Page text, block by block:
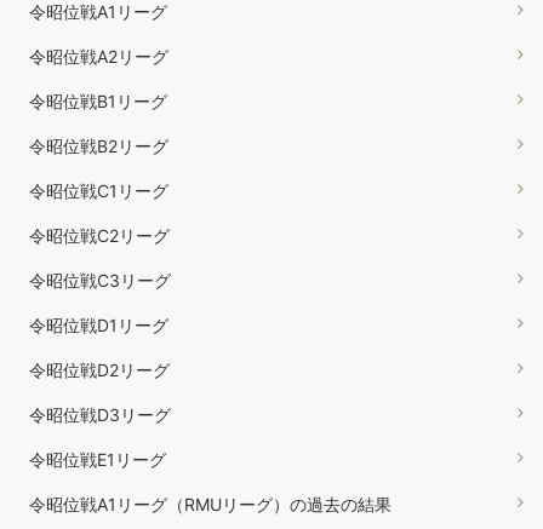
令昭位戦A1リーグ
令昭位戦A2リーグ
令昭位戦B1リーグ
令昭位戦B2リーグ
令昭位戦C1リーグ
令昭位戦C2リーグ
令昭位戦C3リーグ
令昭位戦D1リーグ
令昭位戦D2リーグ
令昭位戦D3リーグ
令昭位戦E1リーグ
令昭位戦A1リーグ（RMUリーグ）の過去の結果